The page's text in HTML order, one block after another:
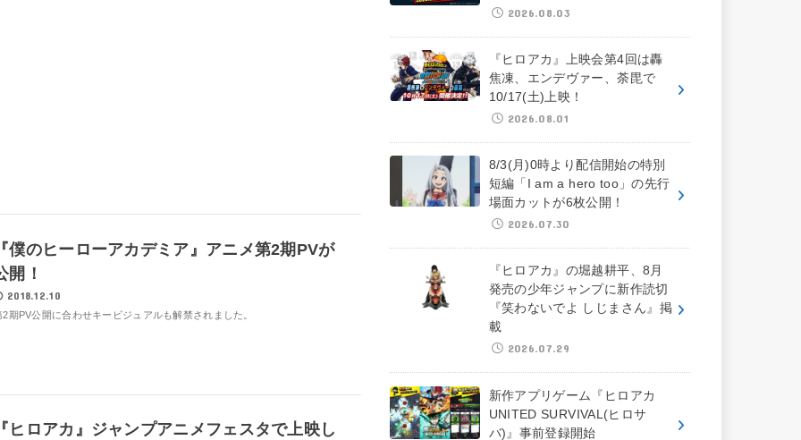
僕のヒーローアカデミア』アニメ第2期PVが
開！
2018.12.10
2期PV公開に合わせキービジュアルも解禁されました。
ヒロアカ』ジャンプアニメフェスタで上映し
2026.08.03
『ヒロアカ』上映会第4回は轟
焦凍、エンデヴァー、荼毘で
10/17(土)上映！
2026.08.01
8/3(月)0時より配信開始の特別
短編「I am a hero too」の先行
場面カットが6枚公開！
2026.07.30
『ヒロアカ』の堀越耕平、8月
発売の少年ジャンプに新作読切
『笑わないでよ しじまさん』掲
載
2026.07.29
新作アプリゲーム『ヒロアカ
UNITED SURVIVAL(ヒロサ
バ)』事前登録開始